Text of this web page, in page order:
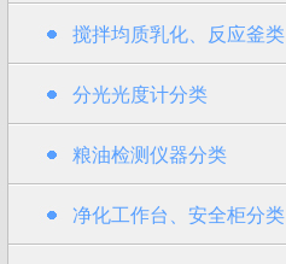
搅拌均质乳化、反应釜类
分光光度计分类
粮油检测仪器分类
净化工作台、安全柜分类